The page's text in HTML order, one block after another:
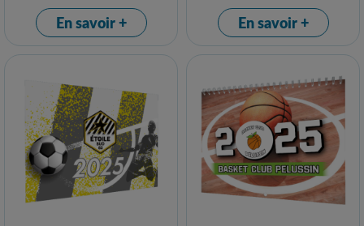
En savoir + En savoir +